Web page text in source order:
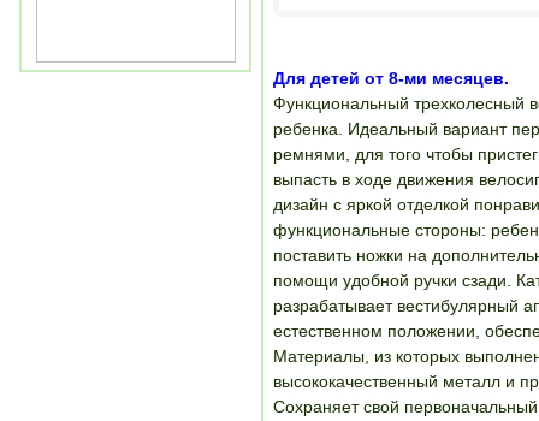
Для детей от 8-ми месяцев.
Функциональный трехколесный
ребенка. Идеальный вариант
ремнями, для того чтобы
выпасть в ходе движения
дизайн с яркой отделкой
функциональные стороны:
поставить ножки на
помощи удобной ручки сзади.
разрабатывает вестибулярный
естественном положении,
Материалы, из которых
высококачественный металл и
Сохраняет свой